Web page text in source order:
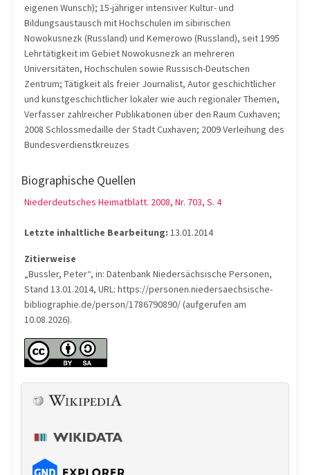
eigenen Wunsch); 15-jähriger intensiver Kultur- und
Bildungsaustausch mit Hochschulen im sibirischen
Nowokusnezk (Russland) und Kemerowo (Russland), seit 1995
Lehrtätigkeit im Gebiet Nowokusnezk an mehreren
Universitäten, Hochschulen sowie Russisch-Deutschen
Zentrum; Tätigkeit als freier Journalist, Autor geschichtlicher
und kunstgeschichtlicher lokaler wie auch regionaler Themen,
Verfasser zahlreicher Publikationen über den Raum Cuxhaven;
2008 Schlossmedaille der Stadt Cuxhaven; 2009 Verleihung des
Bundesverdienstkreuzes
Biographische Quellen
Niederdeutsches Heimatblatt. 2008, Nr. 703, S. 4
Letzte inhaltliche Bearbeitung: 13.01.2014
Zitierweise
„Bussler, Peter“, in: Datenbank Niedersächsische Personen,
Stand 13.01.2014, URL: https://personen.niedersaechsische-
bibliographie.de/person/1786790890/ (aufgerufen am
10.08.2026).